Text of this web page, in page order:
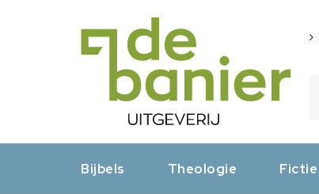
Bijbels Theologie Fictie